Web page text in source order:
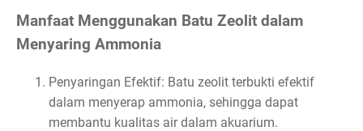
Manfaat Menggunakan Batu Zeolit dalam
Menyaring Ammonia
Penyaringan Efektif: Batu zeolit terbukti efektif
dalam menyerap ammonia, sehingga dapat
membantu kualitas air dalam akuarium.